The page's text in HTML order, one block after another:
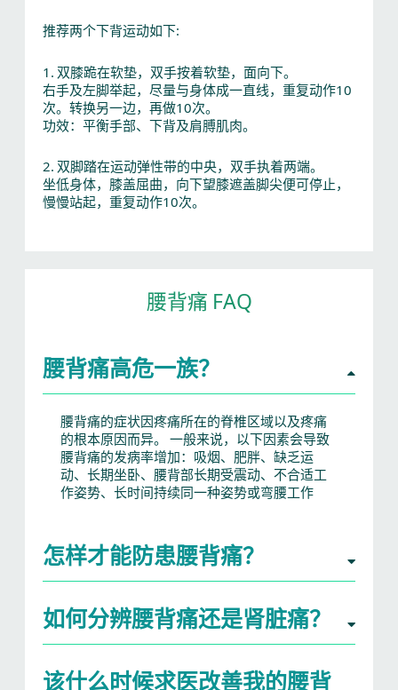
推荐两个下背运动如下:
1. 双膝跪在软垫，双手按着软垫，面向下。
右手及左脚举起，尽量与身体成一直线，重复动作10
次。转换另一边，再做10次。
功效：平衡手部、下背及肩膊肌肉。
2. 双脚踏在运动弹性带的中央，双手执着两端。
坐低身体，膝盖屈曲，向下望膝遮盖脚尖便可停止，
慢慢站起，重复动作10次。
腰背痛 FAQ
腰背痛高危一族？
腰背痛的症状因疼痛所在的脊椎区域以及疼痛
的根本原因而异。 一般来说，以下因素会导致
腰背痛的发病率增加：吸烟、肥胖、缺乏运
动、长期坐卧、腰背部长期受震动、不合适工
作姿势、长时间持续同一种姿势或弯腰工作
怎样才能防患腰背痛？
如何分辨腰背痛还是肾脏痛？
该什么时候求医改善我的腰背